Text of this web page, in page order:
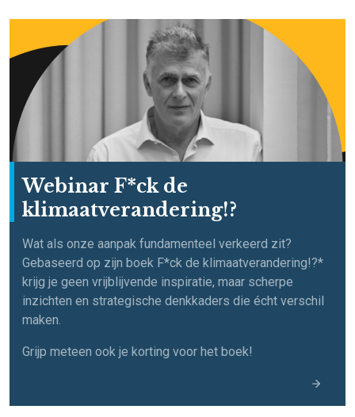
Webinar F*ck de
klimaatverandering!?
Wat als onze aanpak fundamenteel verkeerd zit?
Gebaseerd op zijn boek F*ck de klimaatverandering!?*
krijg je geen vrijblijvende inspiratie, maar scherpe
inzichten en strategische denkkaders die écht verschil
maken.
Grijp meteen ook je korting voor het boek!